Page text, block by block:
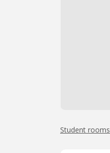
Student rooms